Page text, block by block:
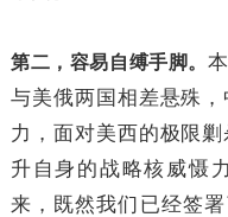
第二，容易自缚手脚。
与美俄两国相差悬殊
力，面对美西的极限
升自身的战略核威慑
来，既然我们已经签